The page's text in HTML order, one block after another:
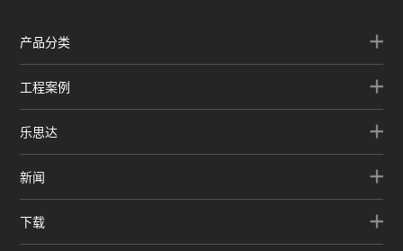
产品分类
工程案例
乐思达
新闻
下载